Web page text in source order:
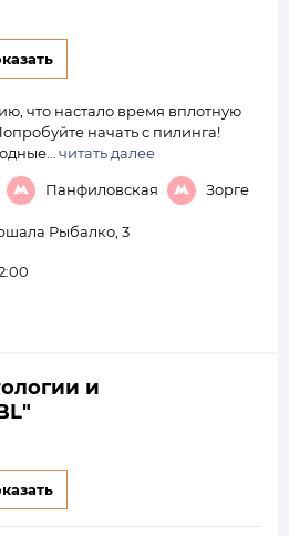
что настало время вплотную
начать с пилинга!
читать далее
Панфиловская Зорге
Рыбалко, 3
и